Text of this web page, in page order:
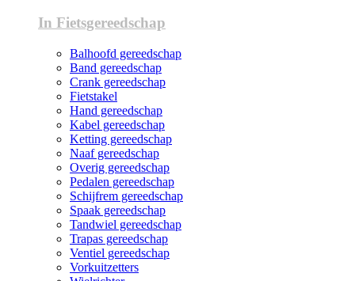
In Fietsgereedschap
Balhoofd gereedschap
Band gereedschap
Crank gereedschap
Fietstakel
Hand gereedschap
Kabel gereedschap
Ketting gereedschap
Naaf gereedschap
Overig gereedschap
Pedalen gereedschap
Schijfrem gereedschap
Spaak gereedschap
Tandwiel gereedschap
Trapas gereedschap
Ventiel gereedschap
Vorkuitzetters